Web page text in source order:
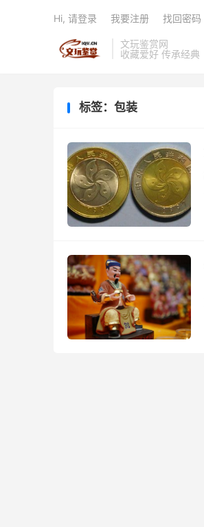
文玩鉴赏网
收藏爱好 传承经典
Hi, 请登录 我要注册 找回密码
标签：包装